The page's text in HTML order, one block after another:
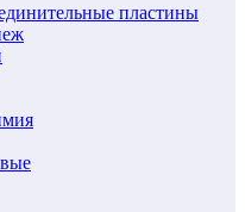
пластины